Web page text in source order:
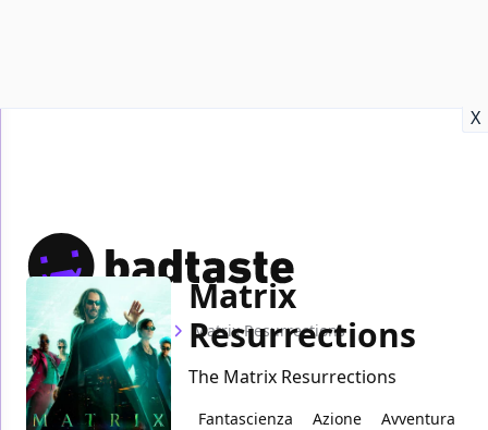
X
Home Film Matrix Resurrections
Matrix
Resurrections
The Matrix Resurrections
Fantascienza Azione
Avventura